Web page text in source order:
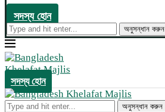
সদস্য হোন
অনুসন্ধান করুন
সদস্য হোন
অনুসন্ধান করুন